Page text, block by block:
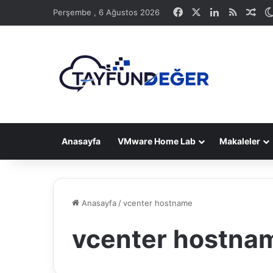
Perşembe , 6 Ağustos 2026 Facebook LinkedIn
RSS
Anasayfa VMware Home Lab Makaleler
Anasayfa /vcenter hostname
vcenter